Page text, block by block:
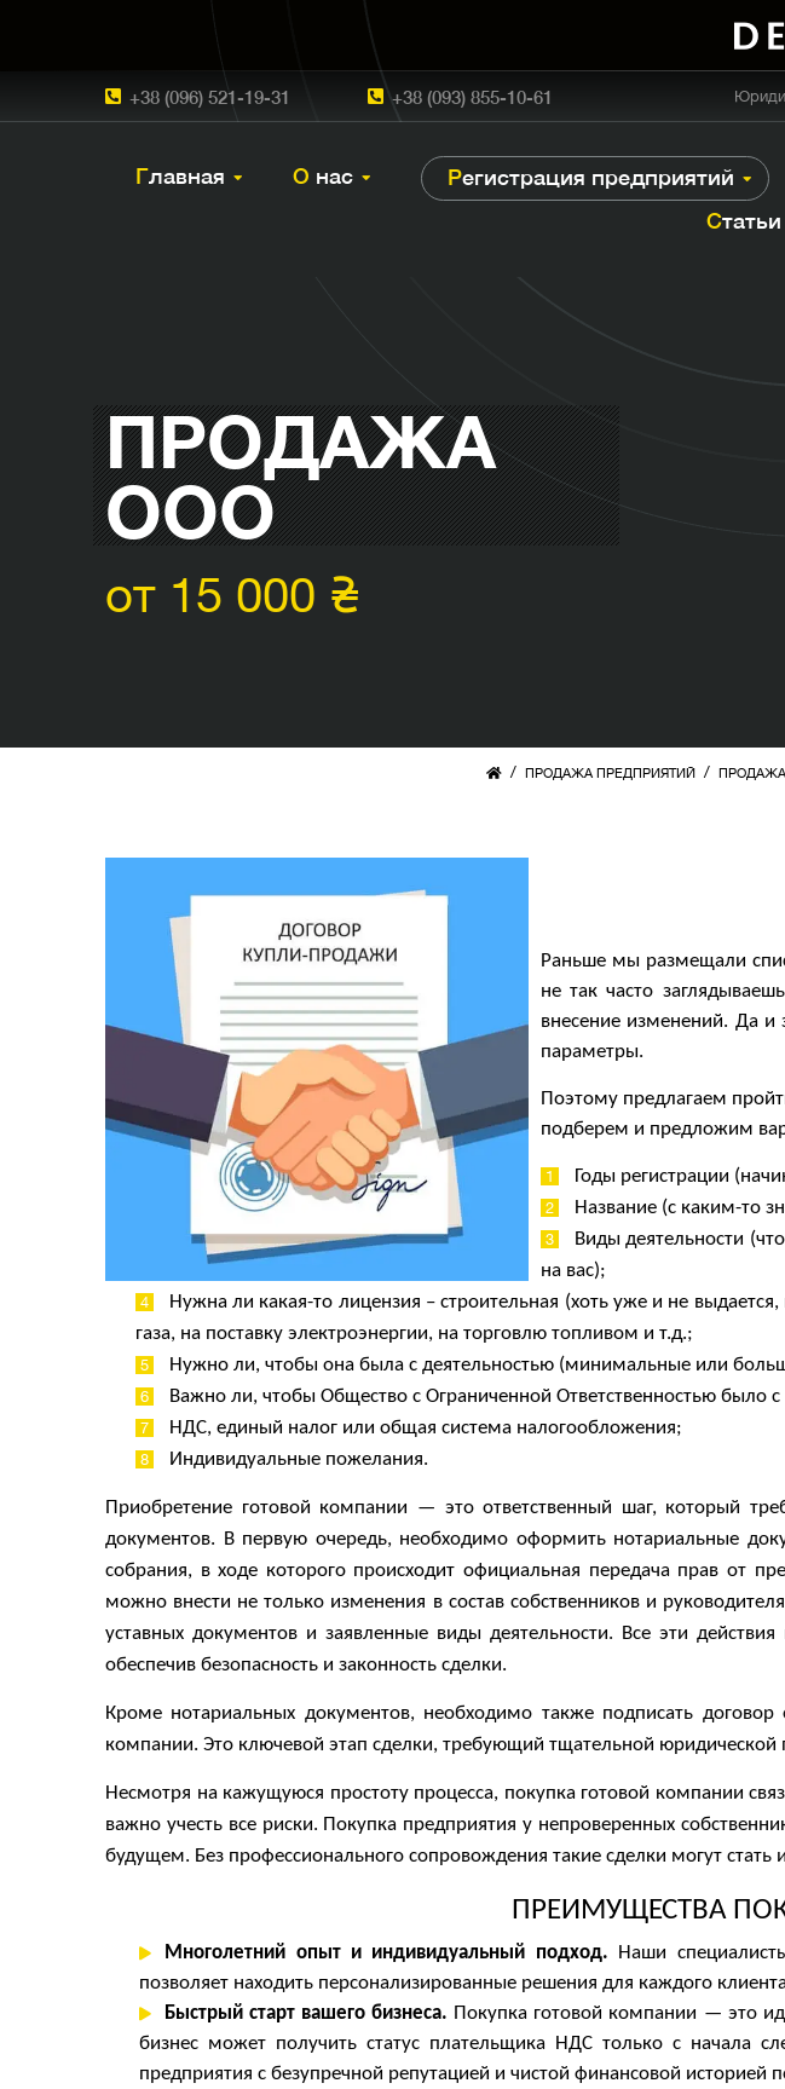
+38 (096) 521-19-31 +38 (093) 855-10-61
Главная О нас Регистрация предприятий
Статьи
ПРОДАЖА
ООО
от 15 000 ₴
/ ПРОДАЖА ПРЕДПРИЯТИЙ /
Раньше мы размещали
не так часто
внесение изменений. Да и
параметры.
Поэтому предлагаем
подберем и предложим
Годы регистрации
Название (с каким-то
Виды деятельности
на вас);
Нужна ли какая-то лицензия – строительная (хоть уже и не
газа, на поставку электроэнергии, на торговлю топливом и т.д.;
Нужно ли, чтобы она была с деятельностью (минимальные или
Важно ли, чтобы Общество с Ограниченной Ответственностью было
НДС, единый налог или общая система налогообложения;
Индивидуальные пожелания.
Приобретение готовой компании — это ответственный шаг, который
документов. В первую очередь, необходимо оформить нотариальные
собрания, в ходе которого происходит официальная передача прав от
можно внести не только изменения в состав собственников и
уставных документов и заявленные виды деятельности. Все эти
обеспечив безопасность и законность сделки.
Кроме нотариальных документов, необходимо также подписать
компании. Это ключевой этап сделки, требующий тщательной юридической
Несмотря на кажущуюся простоту процесса, покупка готовой компании
важно учесть все риски. Покупка предприятия у непроверенных
будущем. Без профессионального сопровождения такие сделки могут стать
ПРЕИМУЩЕСТВА
Многолетний опыт и индивидуальный подход.
Наши
позволяет находить персонализированные решения для каждого
Быстрый старт вашего бизнеса. Покупка готовой компании — это
бизнес может получить статус плательщика НДС только с начала
предприятия с безупречной репутацией и чистой финансовой историей